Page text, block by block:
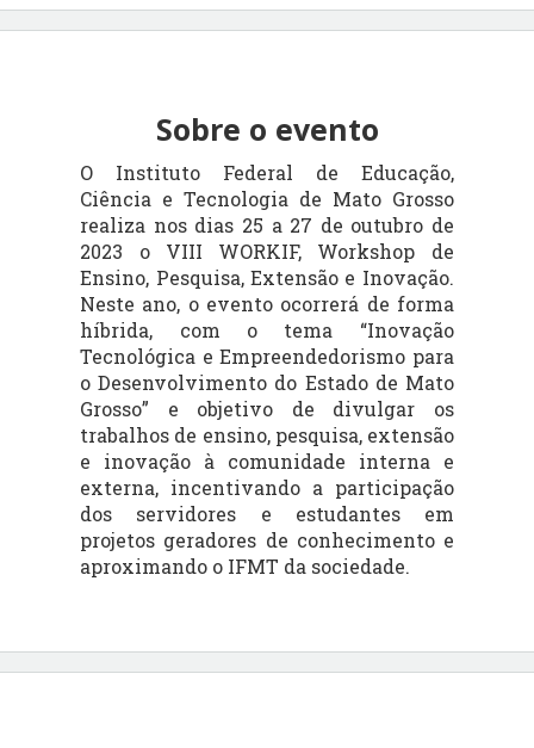
Sobre o evento
O Instituto Federal de Educação,
Ciência e Tecnologia de Mato Grosso
realiza nos dias 25 a 27 de outubro de
2023 o VIII WORKIF, Workshop de
Ensino, Pesquisa, Extensão e Inovação.
Neste ano, o evento ocorrerá de forma
híbrida, com o tema “Inovação
Tecnológica e Empreendedorismo para
o Desenvolvimento do Estado de Mato
Grosso” e objetivo de divulgar os
trabalhos de ensino, pesquisa, extensão
e inovação à comunidade interna e
externa, incentivando a participação
dos servidores e estudantes em
projetos geradores de conhecimento e
aproximando o IFMT da sociedade.